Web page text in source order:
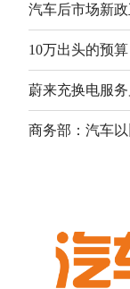
10万出头的预